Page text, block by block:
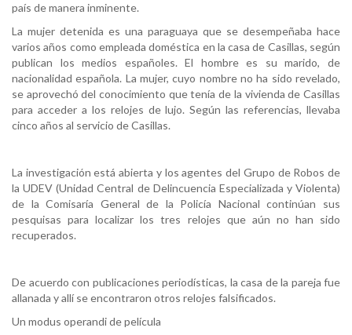
país de manera inminente.
La mujer detenida es una paraguaya que se desempeñaba hace
varios años como empleada doméstica en la casa de Casillas, según
publican los medios españoles. El hombre es su marido, de
nacionalidad española. La mujer, cuyo nombre no ha sido revelado,
se aprovechó del conocimiento que tenía de la vivienda de Casillas
para acceder a los relojes de lujo. Según las referencias, llevaba
cinco años al servicio de Casillas.
La investigación está abierta y los agentes del Grupo de Robos de
la UDEV (Unidad Central de Delincuencia Especializada y Violenta)
de la Comisaría General de la Policía Nacional continúan sus
pesquisas para localizar los tres relojes que aún no han sido
recuperados.
De acuerdo con publicaciones periodísticas, la casa de la pareja fue
allanada y allí se encontraron otros relojes falsificados.
Un modus operandi de película